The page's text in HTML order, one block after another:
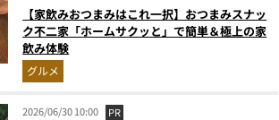
【家飲みおつまみはこれ一択】おつまみスナッ
ク不二家「ホームサクッと」で簡単＆極上の家
飲み体験
グルメ
2026/06/30 10:00 PR